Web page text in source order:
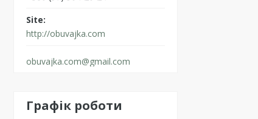
http://obuvajka.com
obuvajka.com@gmail.com
Графік роботи